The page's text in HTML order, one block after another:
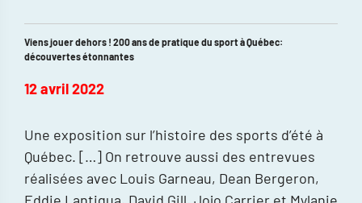
Viens jouer dehors ! 200 ans de pratique du sport à Québec:
découvertes étonnantes
12 avril 2022
Une exposition sur l’histoire des sports d’été à
Québec. […] On retrouve aussi des entrevues
réalisées avec Louis Garneau, Dean Bergeron,